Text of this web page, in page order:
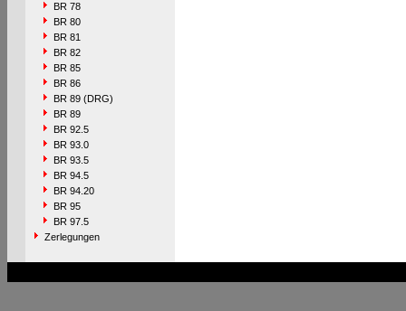
BR 78
BR 80
BR 81
BR 82
BR 85
BR 86
BR 89 (DRG)
BR 89
BR 92.5
BR 93.0
BR 93.5
BR 94.5
BR 94.20
BR 95
BR 97.5
Zerlegungen